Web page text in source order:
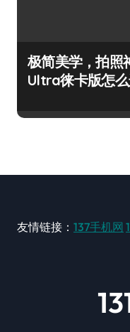
极简美学，拍照
Ultra徕卡版怎
友情链接： 137手机网